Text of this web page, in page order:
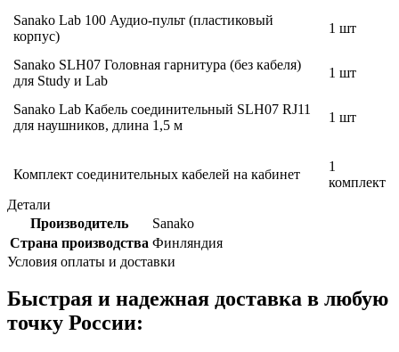
Sanako Lab 100 Аудио-пульт (пластиковый
корпус)
1 шт
Sanako SLH07 Головная гарнитура (без кабеля)
для Study и Lab
1 шт
Sanako Lab Кабель соединительный SLH07 RJ11
для наушников, длина 1,5 м
1 шт
Комплект соединительных кабелей на кабинет
1
комплект
Детали
Производитель
Sanako
Страна производства Финляндия
Условия оплаты и доставки
Быстрая и надежная доставка в любую
точку России: